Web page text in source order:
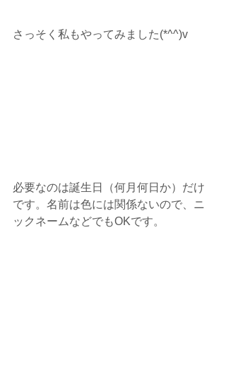
さっそく私もやってみました(*^^)v
必要なのは誕生日（何月何日か）だけ
です。名前は色には関係ないので、ニ
ックネームなどでもOKです。